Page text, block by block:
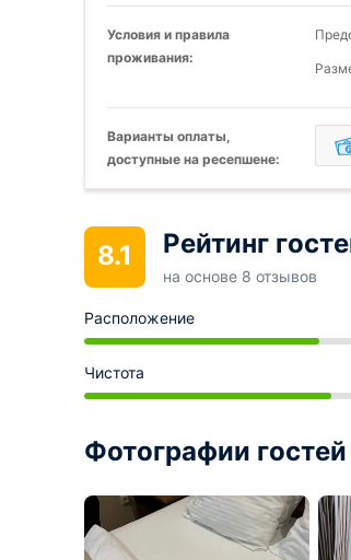
Условия и правила
проживания:
Варианты оплаты,
доступные на ресепшене:
8.1 Рейтинг
на основе 8 отзывов
Расположение
Чистота
Фотографии гостей